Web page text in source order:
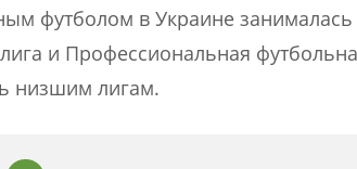
футболом в Украине занималась
и Профессиональная
низшим лигам.